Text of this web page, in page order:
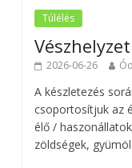
Túlélés
2026-06-26
A készletezés
csoportosítjuk az
élő /
zöldségek,